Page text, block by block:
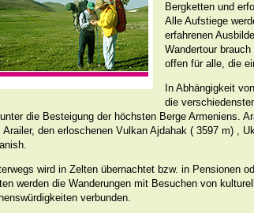
Bergketten und
Alle Aufstiege
erfahrenen
Wandertour
offen für alle, die
In Abhängigkeit
die
die Besteigung der höchsten Berge Armeniens.
Arailer, den erloschenen Vulkan Ajdahak ( 3597 m) ,
wird in Zelten übernachtet bzw. in Pensionen
werden die Wanderungen mit Besuchen von
verbunden.